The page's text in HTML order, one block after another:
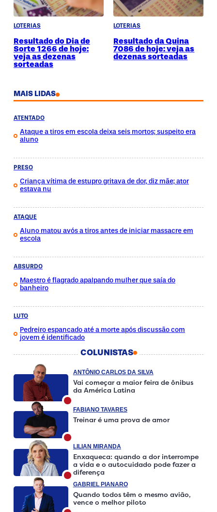
LOTERIAS
Resultado do Dia de
Sorte 1266 de hoje:
veja as dezenas
sorteadas
LOTERIAS
Resultado da Quina
7086 de hoje: veja as
dezenas sorteadas
MAIS LIDAS
ATENTADO
Ataque a tiros em escola deixa seis mortos; suspeito era
aluno
PRESO
Criança vítima de estupro gritava de dor, diz mãe; ator
estava nu
ATAQUE
Aluno matou avós a tiros antes de iniciar massacre em
escola
ABSURDO
Maestro é flagrado apalpando mulher que saía do
banheiro
LUTO
Pedreiro espancado até a morte após discussão com
jovem é identificado
COLUNISTAS
ANTÔNIO CARLOS DA SILVA
Vai começar a maior feira de ônibus
da América Latina
FABIANO TAVARES
Treinar é uma prova de amor
LILIAN MIRANDA
Enxaqueca: quando a dor interrompe
a vida e o autocuidado pode fazer a
diferença
GABRIEL PIANARO
Quando todos têm o mesmo avião,
vence o melhor piloto